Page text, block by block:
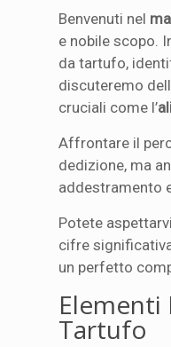
Benvenuti nel
e nobile scopo.
da tartufo,
discuteremo
cruciali come l’
Affrontare il
dedizione, ma
addestramento
Potete
cifre
un perfetto
Elementi
Tartufo